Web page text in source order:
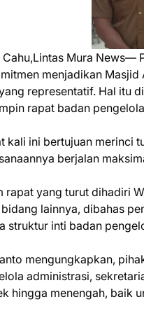
Cahu,Lintas Mura News—
menjadikan
representatif. Hal itu
rapat badan
kali ini bertujuan merinci
berjalan
rapat yang turut dihadiri
lainnya, dibahas
struktur inti badan
mengungkapkan,
administrasi,
hingga menengah, baik